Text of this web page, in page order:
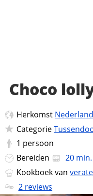
Choco
Herkomst Nederland
Categorie
1 persoon
Bereiden
20 min.
Kookboek van
2 reviews